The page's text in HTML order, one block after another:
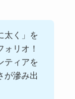
太く」を
リオ！
ティアを
が滲み出